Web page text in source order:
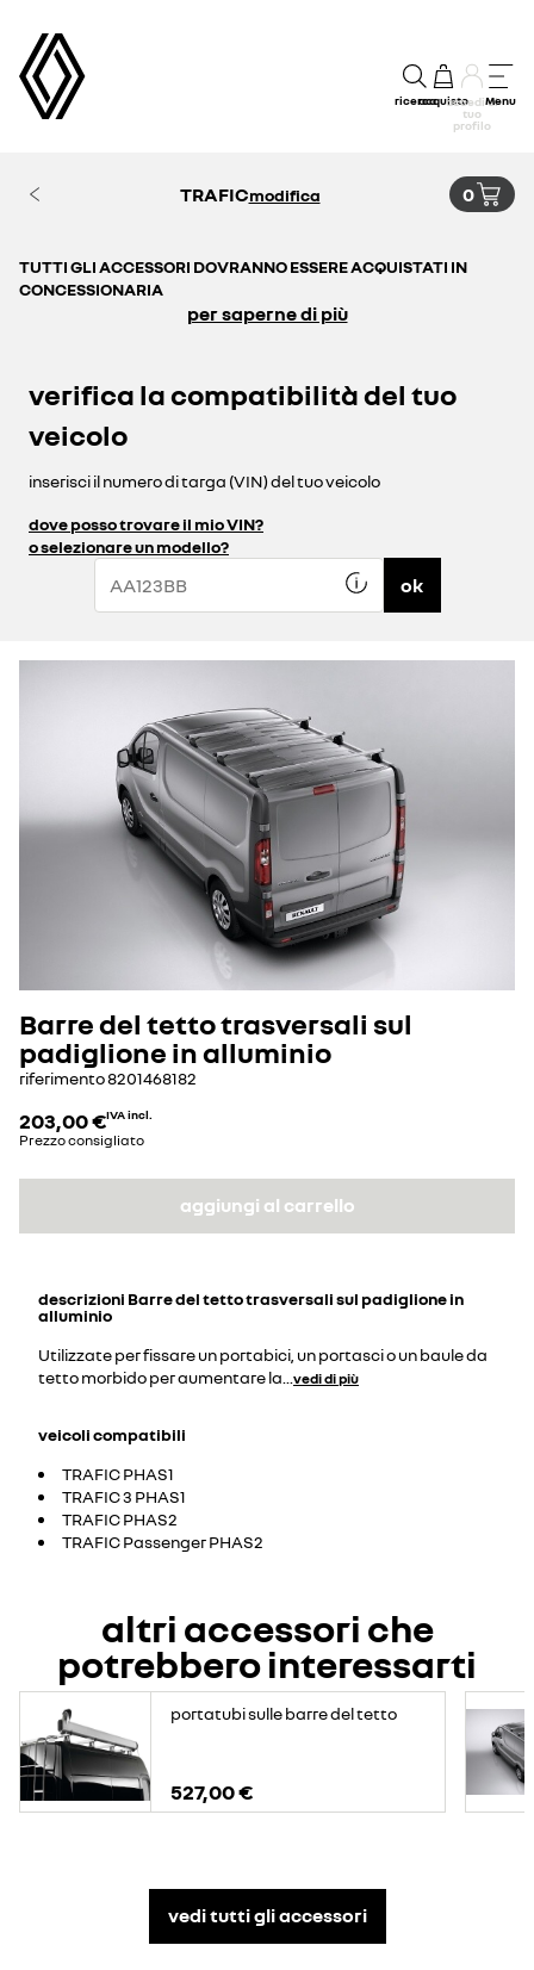
ricercaacquistoaccedi al
tuo
profilo
Menu
TRAFICmodifica 0
TUTTI GLI ACCESSORI DOVRANNO ESSERE ACQUISTATI IN
CONCESSIONARIA
per saperne di più
verifica la compatibilità del tuo
veicolo
inserisci il numero di targa (VIN) del tuo veicolo
dove posso trovare il mio VIN?
o selezionare un modello?
ok
Barre del tetto trasversali sul
padiglione in alluminio
riferimento8201468182
203,00 €IVA incl.
Prezzo consigliato
aggiungi al carrello
descrizioni Barre del tetto trasversali sul padiglione in
alluminio
Utilizzate per fissare un portabici, un portasci o un baule da
tetto morbido per aumentare la
vedi di più
veicoli compatibili
TRAFIC PHAS1
TRAFIC 3 PHAS1
TRAFIC PHAS2
TRAFIC Passenger PHAS2
altri accessori che
potrebbero interessarti
portatubi sulle barre del tetto
527,00 €
vedi tutti gli accessori​